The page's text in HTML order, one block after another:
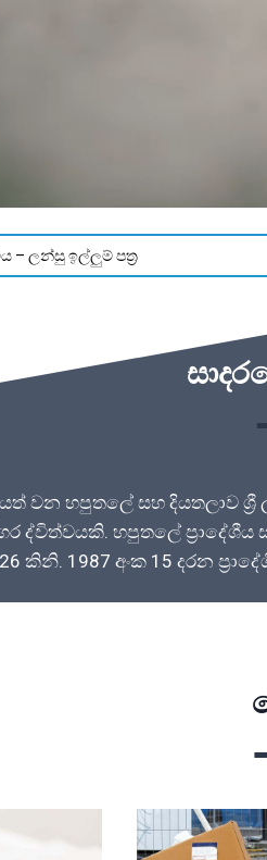
– ලන්සු ඉල්ලුම් පත්‍ර
වන හපුතලේ සහ දියතලාව
හපුතලේ ප්‍රාදේශීය
කිනි. 1987 අංක 15 දරන